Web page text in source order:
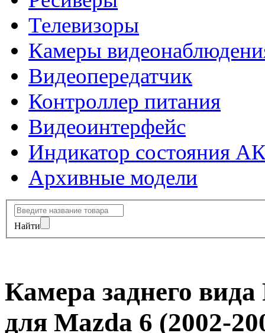
Телевизоры
Камеры
Видеопередатчик
Контроллер питания
Видеоинтерфейс
Индикатор состояния
Архивные модели
Найти
Камера заднего
для Mazda 6 (2002-